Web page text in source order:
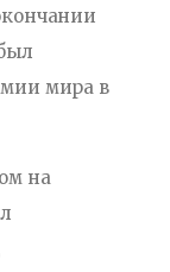
мира в
на